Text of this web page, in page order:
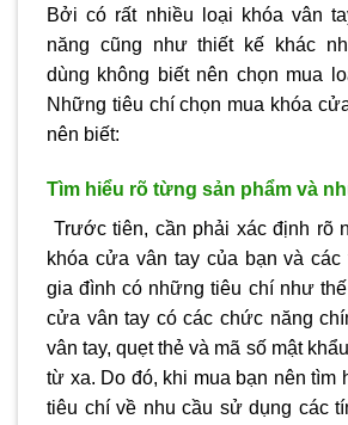
Bởi có rất nhiều loại khóa vân
năng cũng như thiết kế khác
dùng không biết nên chọn mua
Những tiêu chí chọn mua khóa
nên biết:
Tìm hiểu rõ từng sản phẩm và
Trước tiên, cần phải xác định rõ
khóa cửa vân tay của bạn và các
gia đình có những tiêu chí như
cửa vân tay có các chức năng
vân tay, quẹt thẻ và mã số mật
từ xa. Do đó, khi mua bạn nên tìm
tiêu chí về nhu cầu sử dụng các